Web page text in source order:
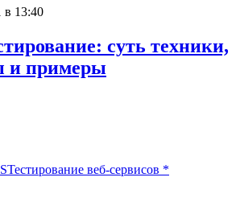
в 13:40
суть техники,
и примеры
Тестирование веб-сервисов *